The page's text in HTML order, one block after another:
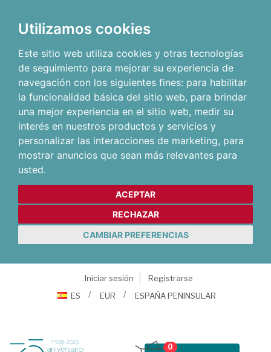
Utilizamos cookies
Este sitio web utiliza cookies y otras tecnologías
de seguimiento para mejorar su experiencia de
navegación con los siguientes fines: para habilitar
la funcionalidad básica del sitio web, para brindar
una mejor experiencia en el sitio web, medir su
interés en nuestros productos y servicios y
personalizar las interacciones de marketing, para
mostrar anuncios que sean más relevantes para
usted.
ACEPTAR
RECHAZAR
CAMBIAR PREFERENCIAS
Iniciar sesión
Registrarse
ES
EUR ESPAÑA PENINSULAR
0